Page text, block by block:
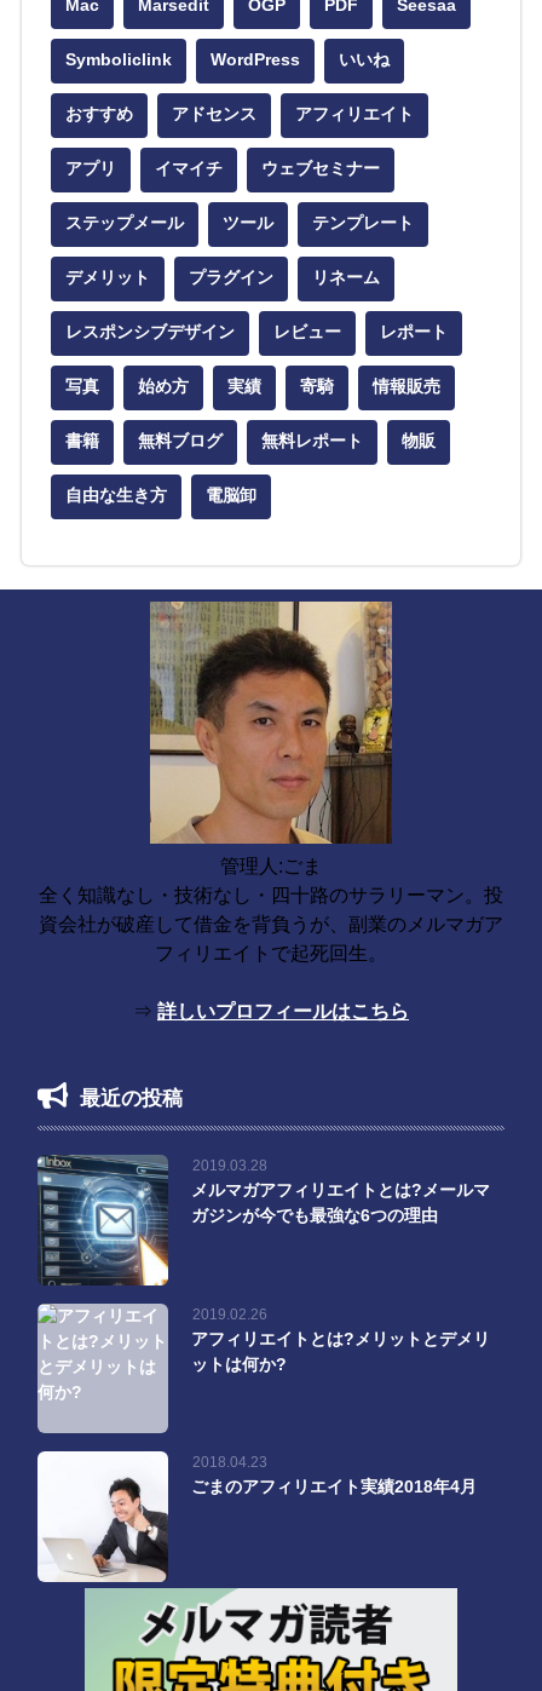
Mac Marsedit OGP PDF Seesaa
Symboliclink WordPress いいね
おすすめ アドセンス アフィリエイト
アプリ イマイチ ウェブセミナー
ステップメール ツール テンプレート
デメリット プラグイン リネーム
レスポンシブデザイン レビュー レポート
写真 始め方 実績 寄騎 情報販売
書籍 無料ブログ 無料レポート 物販
自由な生き方 電脳卸
管理人:ごま
全く知識なし・技術なし・四十路のサラリーマン。投
資会社が破産して借金を背負うが、副業のメルマガア
フィリエイトで起死回生。
⇒ 詳しいプロフィールはこちら
最近の投稿
2019.03.28
メルマガアフィリエイトとは?メールマ
ガジンが今でも最強な6つの理由
2019.02.26
アフィリエイトとは?メリットとデメリ
ットは何か?
2018.04.23
ごまのアフィリエイト実績2018年4月